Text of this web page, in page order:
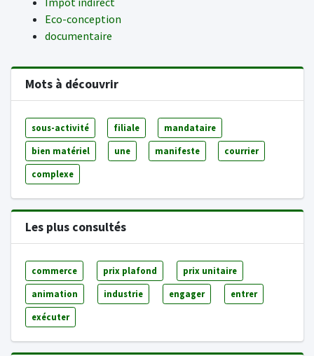
Eco-conception
documentaire
Mots à découvrir
sous-activité filiale mandataire
bien matériel une manifeste courrier
complexe
Les plus consultés
commerce prix plafond prix unitaire
animation industrie engager entrer
exécuter